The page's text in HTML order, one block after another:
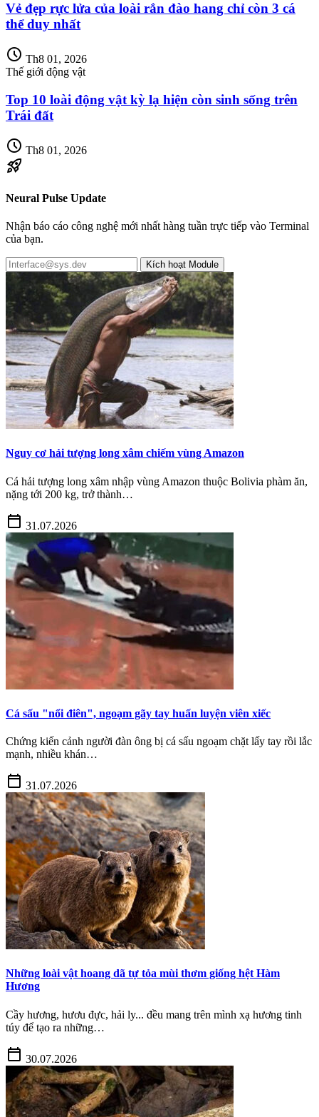
Vẻ đẹp rực lửa của loài rắn đào hang chỉ còn 3 cá
thể duy nhất
schedule Th8 01, 2026
Thế giới động vật
Top 10 loài động vật kỳ lạ hiện còn sinh sống trên
Trái đất
schedule Th8 01, 2026
rocket_launch
Neural Pulse Update
Nhận báo cáo công nghệ mới nhất hàng tuần trực tiếp vào Terminal
của bạn.
Kích hoạt Module
Nguy cơ hải tượng long xâm chiếm vùng Amazon
Cá hải tượng long xâm nhập vùng Amazon thuộc Bolivia phàm ăn,
nặng tới 200 kg, trở thành…
calendar_today 31.07.2026
Cá sấu "nổi điên", ngoạm gãy tay huấn luyện viên xiếc
Chứng kiến cảnh người đàn ông bị cá sấu ngoạm chặt lấy tay rồi lắc
mạnh, nhiều khán…
calendar_today 31.07.2026
Những loài vật hoang dã tự tỏa mùi thơm giống hệt Hàm
Hương
Cầy hương, hươu đực, hải ly... đều mang trên mình xạ hương tinh
túy để tạo ra những…
calendar_today 30.07.2026